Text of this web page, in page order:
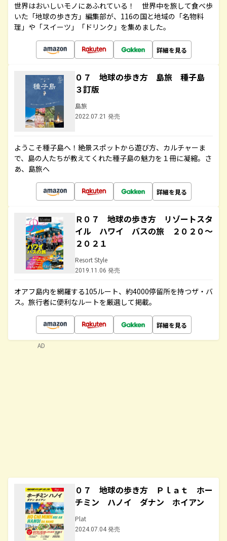
世界はおいしいモノにあふれている！ 世界中を旅して食べ歩
いた「地球の歩き方」編集部が、116の国と地域の「名物料
理」や「スイーツ」「ドリンク」を集めました。
詳細を見る
０７ 地球の歩き方 島旅 種子島
３訂版
島旅
2022.07.21 発売
ようこそ種子島へ！絶景スポットから遊び方、カルチャーま
で、島の人たちが教えてくれた種子島の魅力を１冊に凝縮。さ
あ、島旅へ
詳細を見る
Ｒ０７ 地球の歩き方 リゾートスタ
イル ハワイ バスの旅 ２０２０～
２０２１
Resort Style
2019.11.06 発売
オアフ島内を網羅する105ルート、約4000停留所を持つザ・バ
ス。旅行者に便利なルートを厳選して掲載。
詳細を見る
０７ 地球の歩き方 Ｐｌａｔ ホー
チミン ハノイ ダナン ホイアン
Plat
2024.07.04 発売
AD